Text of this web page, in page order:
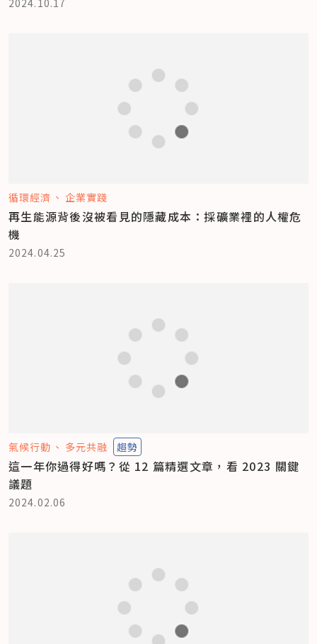
循環經濟 企業實踐
再生能源背後沒被看見的隱藏成本：採礦業裡的人權危
機
2024.04.25
氣候行動 多元共融 趨勢
這一年你過得好嗎？從 12 篇精選文章，看 2023 關鍵
議題
2024.02.06